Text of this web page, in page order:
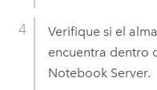
Verifique si el
encuentra dentro
Notebook Server.